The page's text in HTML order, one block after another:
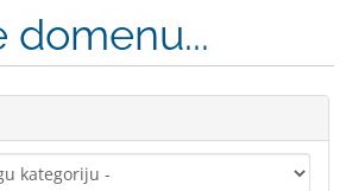
domenu...